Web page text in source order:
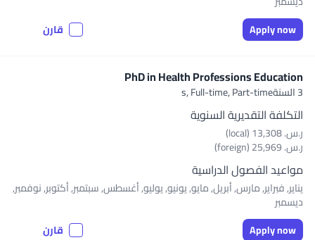
Apply now
قارن
PhD in Health Professions Education
3 السنةs, Full-time, Part-time
التكلفة التقديرية السنوية
ر.س.‏ 13,308 (local)
ر.س.‏ 25,969 (foreign)
مواعيد الفصول الدراسية
يناير, فبراير, مارس, أبريل, مايو, يونيو, يوليو, أغسطس, سبتمبر, أكتوبر, نوفمبر,
ديسمبر
Apply now
قارن